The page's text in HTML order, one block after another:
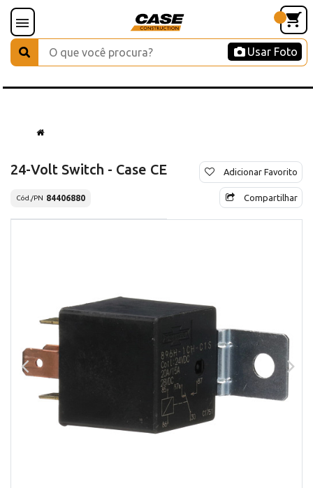
Usar Foto
24-Volt Switch - Case CE
Cód./PN 84406880
Adicionar Favorito
Compartilhar